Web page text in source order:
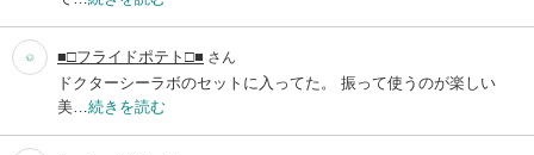
■□フライドポテト□■ さん
ドクターシーラボのセットに入ってた。 振って使うのが楽しい
美… 続きを読む